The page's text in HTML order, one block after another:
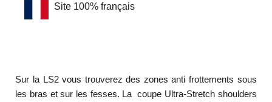
Site 100% français
Sur la LS2 vous trouverez des zones anti frottements sous
les bras et sur les fesses. La coupe Ultra-Stretch shoulders